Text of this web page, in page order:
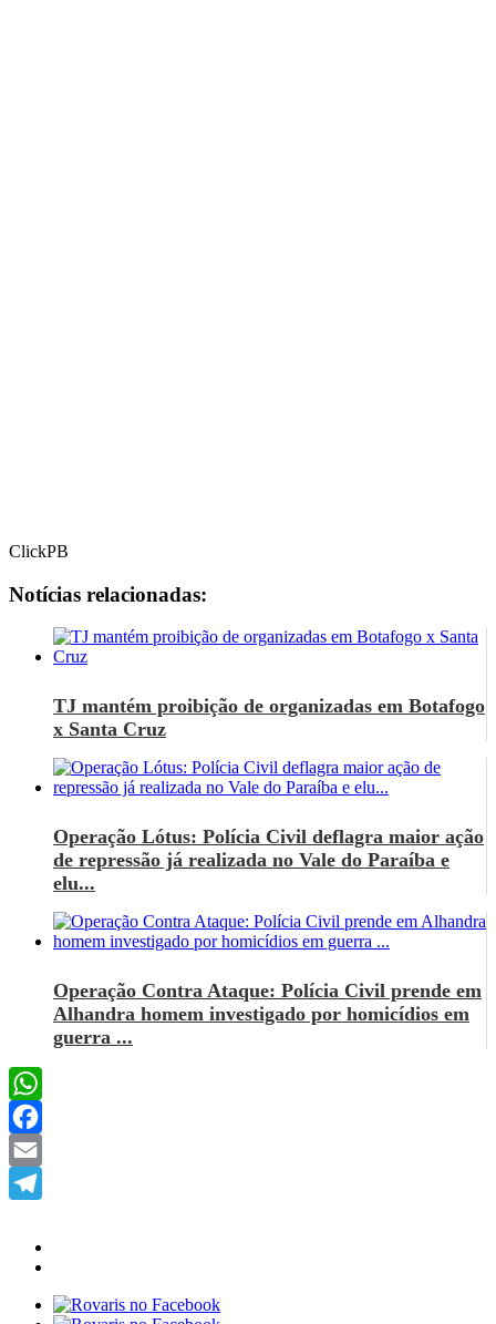
ClickPB
Notícias relacionadas:
TJ mantém proibição de organizadas em Botafogo
x Santa Cruz
Operação Lótus: Polícia Civil deflagra maior ação
de repressão já realizada no Vale do Paraíba e
elu...
Operação Contra Ataque: Polícia Civil prende em
Alhandra homem investigado por homicídios em
guerra ...
WhatsApp
Facebook
Email